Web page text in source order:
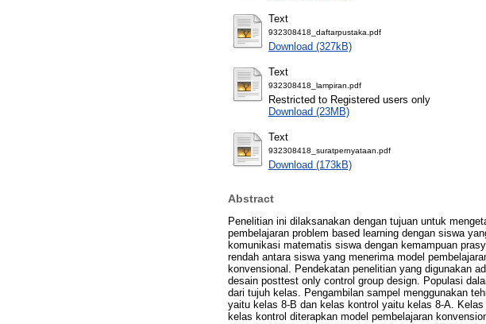
Text
932308418_daftarpustaka.pdf
Download (327kB)
Text
932308418_lampiran.pdf
Restricted to Registered users only
Download (23MB)
Text
932308418_suratpernyataan.pdf
Download (173kB)
Abstract
Penelitian ini dilaksanakan dengan tujuan untuk
pembelajaran problem based learning dengan siswa
komunikasi matematis siswa dengan kemampuan
rendah antara siswa yang menerima model
konvensional. Pendekatan penelitian yang digunakan
desain posttest only control group design. Populasi
dari tujuh kelas. Pengambilan sampel menggunakan
yaitu kelas 8-B dan kelas kontrol yaitu kelas 8-A.
kelas kontrol diterapkan model pembelajaran